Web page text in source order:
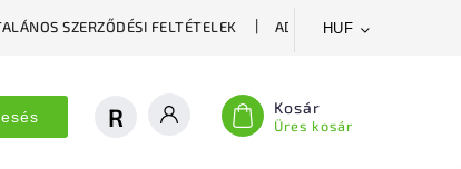
SZERZŐDÉSI FELTÉTELEK ADATVÉDELMI
HUF
Kosár
Üres kosár